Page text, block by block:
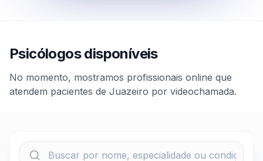
Psicólogos disponíveis
No momento, mostramos profissionais online que
atendem pacientes de Juazeiro por videochamada.